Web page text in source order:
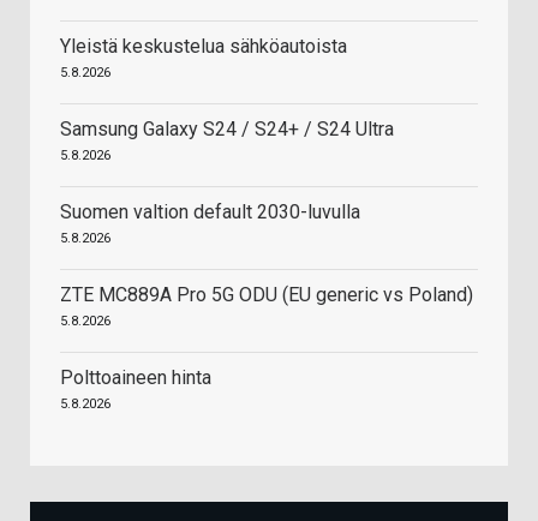
Yleistä keskustelua sähköautoista
5.8.2026
Samsung Galaxy S24 / S24+ / S24 Ultra
5.8.2026
Suomen valtion default 2030-luvulla
5.8.2026
ZTE MC889A Pro 5G ODU (EU generic vs Poland)
5.8.2026
Polttoaineen hinta
5.8.2026